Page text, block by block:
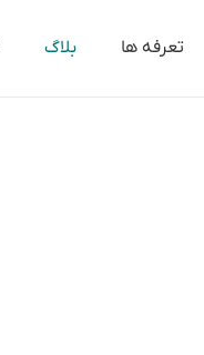
تعرفه ها بلاگ